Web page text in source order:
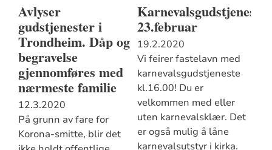
Avlyser
gudstjenester i
Trondheim. Dåp og
begravelse
gjennomføres med
nærmeste familie
12.3.2020
På grunn av fare for
Korona-smitte, blir det
Karnevalsgudstjeneste
23.februar
19.2.2020
Vi feirer fastelavn med
karnevalsgudstjeneste
kl.16.00! Du er
velkommen med eller
uten karnevalsklær. Det
er også mulig å låne
karnevalsutstyr i kirka.